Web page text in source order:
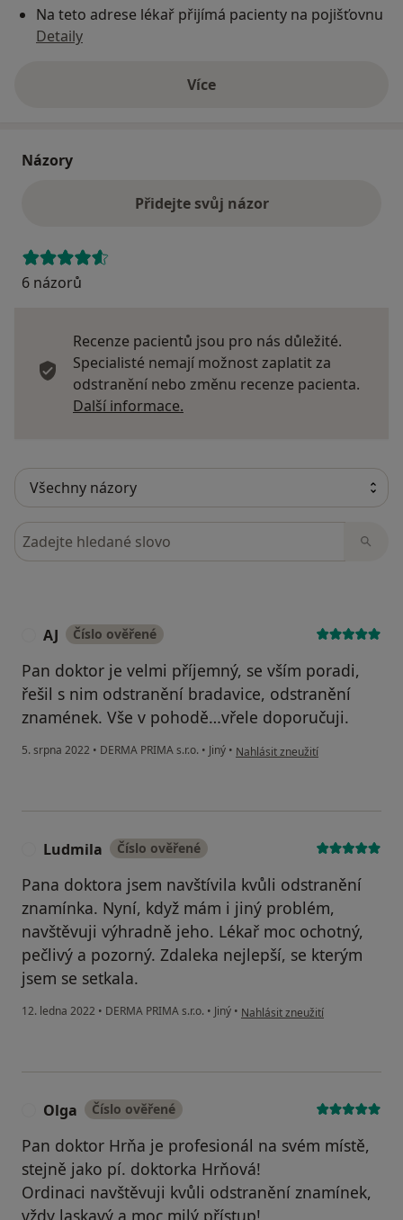
Na teto adrese lékař přijímá pacienty na pojišťovnu
Detaily
Víceo adrese
Názory
Přidejte svůj názor
6 názorů
Recenze pacientů jsou pro nás důležité.
Specialisté nemají možnost zaplatit za
odstranění nebo změnu recenze pacienta.
Další informace.
Hledejte v názorech
AJ Číslo ověřené
Pan doktor je velmi příjemný, se vším poradi,
řešil s nim odstranění bradavice, odstranění
znamének. Vše v pohodě…vřele doporučuji.
5. srpna 2022 • DERMA PRIMA s.r.o. • Jiný • podle názoru uživatele AJ
Nahlásit zneužití
Ludmila Číslo ověřené
Pana doktora jsem navštívila kvůli odstranění
znamínka. Nyní, když mám i jiný problém,
navštěvuji výhradně jeho. Lékař moc ochotný,
pečlivý a pozorný. Zdaleka nejlepší, se kterým
jsem se setkala.
12. ledna 2022 • DERMA PRIMA s.r.o. • Jiný • podle názoru uživatele Ludmila
Nahlásit zneužití
Olga Číslo ověřené
Pan doktor Hrňa je profesionál na svém místě,
stejně jako pí. doktorka Hrňová!
Ordinaci navštěvuji kvůli odstranění znamínek,
vždy laskavý a moc milý přístup!